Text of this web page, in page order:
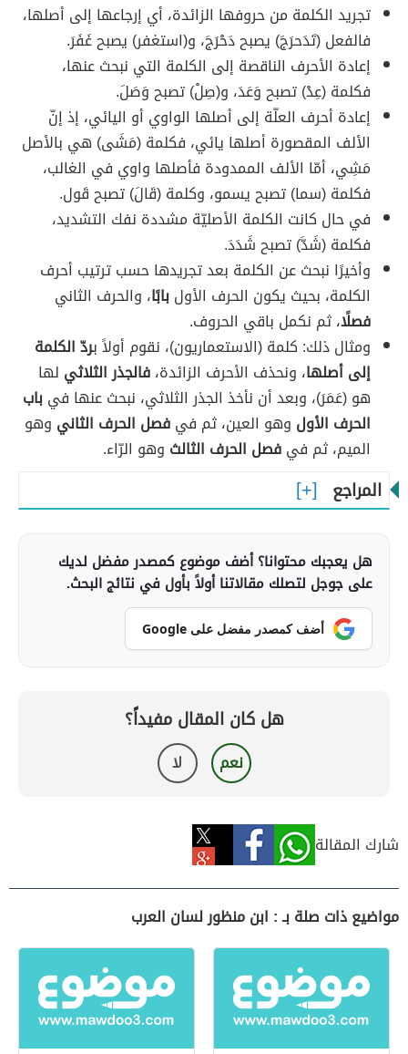
تجريد الكلمة من حروفها الزائدة، أي إرجاعها إلى أصلها،
فالفعل (تَدَحرَجَ) يصبح دَحْرَجَ، و(استغفر) يصبح غَفَرَ.
إعادة الأحرف الناقصة إلى الكلمة التي نبحث عنها،
فكلمة (عِدْ) تصبح وَعَدَ، و(صِلْ) تصبح وَصَلَ.
إعادة أحرف العلّة إلى أصلها الواوي أو اليائي، إذ إنّ
الألف المقصورة أصلها يائي، فكلمة (مَشَى) هي بالأصل
مَشِي، أمّا الألف الممدودة فأصلها واوي في الغالب،
فكلمة (سما) تصبح يسمو، وكلمة (قَالَ) تصبح قَول.
في حال كانت الكلمة الأصليّة مشددة نفك التشديد،
فكلمة (شَدَّ) تصبح شَدَدَ.
وأخيرًا نبحث عن الكلمة بعد تجريدها حسب ترتيب أحرف
الكلمة، بحيث يكون الحرف الأولبابًا، والحرف الثاني
فصلًا، ثم نكمل باقي الحروف.
ومثال ذلك: كلمة (الاستعماريون)، نقوم أولاً بردّ الكلمة
إلى أصلها، ونحذف الأحرف الزائدة،فالجذر الثلاثي لها
هو (عَمَرَ)، وبعد أن نأخذ الجذر الثلاثي، نبحث عنها فيباب
الحرف الأول وهو العين، ثم فيفصل الحرف الثاني وهو
الميم، ثم فيفصل الحرف الثالث وهو الرّاء.
المراجع
هل يعجبك محتوانا؟ أضف موضوع كمصدر مفضل لديك
على جوجل لتصلك مقالاتنا أولاً بأول في نتائج البحث.
أضف كمصدر مفضل على Google
هل كان المقال مفيداً؟
نعم لا
شارك المقالة
مواضيع ذات صلة بـ : ابن منظور لسان العرب